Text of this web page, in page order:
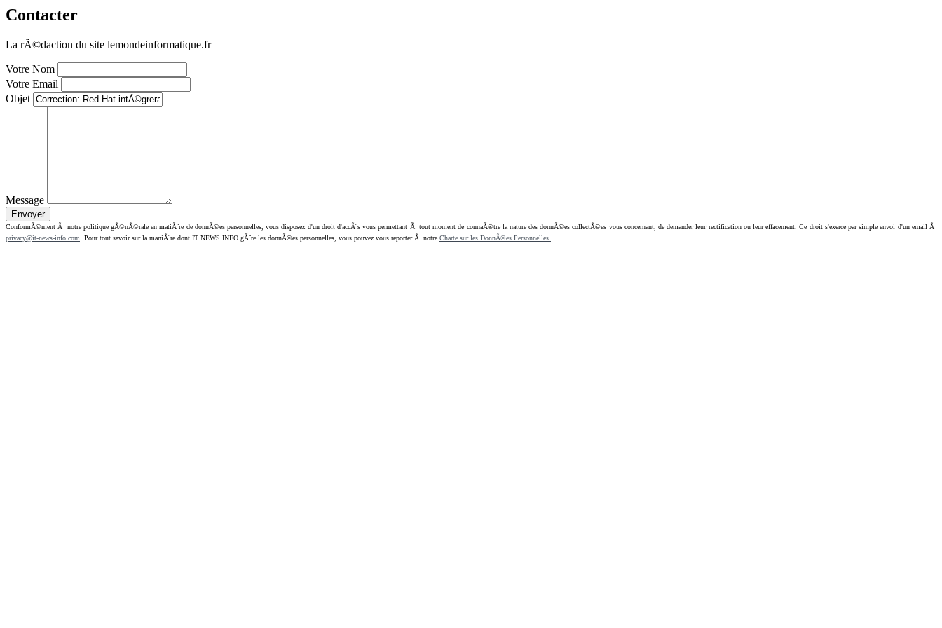
Contacter
La rÃ©daction du site lemondeinformatique.fr
Votre Nom
Votre Email
Objet
Message
ConformÃ©ment Ã notre politique gÃ©nÃ©rale en matiÃ¨re de donnÃ©es personnelles, vous disposez d'un droit d'accÃ¨s vous permettant Ã tout moment de connaÃ®tre la nature des donnÃ©es collectÃ©es vous concernant, de demander leur rectification ou leur effacement. Ce droit s'exerce par simple envoi d'un email Ã
privacy@it-news-info.com . Pour tout savoir sur la maniÃ¨re dont IT NEWS INFO gÃ¨re les donnÃ©es personnelles, vous pouvez vous reporter Ã notre Charte sur les DonnÃ©es Personnelles.